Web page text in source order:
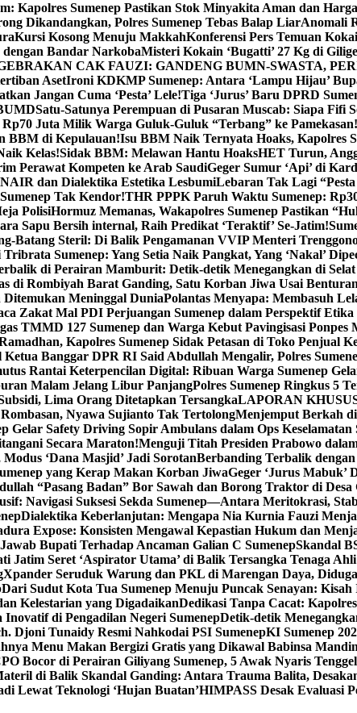
Kapolres Sumenep Pastikan Stok Minyakita Aman dan
Dikandangkan, Polres Sumenep Tebas Balap LiarAnomali
Kursi Kosong Menuju MakkahKonferensi Pers Temuan
Bandar NarkobaMisteri Kokain ‘Bugatti’ 27 Kg di
CAK FAUZI: GANDENG BUMN-SWASTA,
AsetIroni KDKMP Sumenep: Antara ‘Lampu Hijau’
Jangan Cuma ‘Pesta’ Lele!Tiga ‘Jurus’ Baru DPRD
Satu-Satunya Perempuan di Pusaran Muscab: Siapa Fifi
Juta Milik Warga Guluk-Guluk “Terbang” ke Pamekasan!
BBM di Kepulauan!Isu BBM Naik Ternyata Hoaks, Kapolres
Kelas!Sidak BBM: Melawan Hantu HoaksHET Turun,
Perawat Kompeten ke Arab SaudiGeger Sumur ‘Api’ di
dan Dialektika Estetika LesbumiLebaran Tak Lagi
Tak Kendor!THR PPPK Paruh Waktu Sumenep:
PolisiHormuz Memanas, Wakapolres Sumenep Pastikan
Sapu Bersih internal, Raih Predikat ‘Teraktif’ Se-Jatim!
Batang Steril: Di Balik Pengamanan VVIP Menteri
Sumenep: Yang Setia Naik Pangkat, Yang ‘Nakal’
di Perairan Mamburit: Detik-detik Menegangkan di Selat
di Rombiyah Barat Ganding, Satu Korban Jiwa Usai
Meninggal DuniaPolantas Menyapa: Membasuh
Zakat Mal PDI Perjuangan Sumenep dalam Perspektif
TMMD 127 Sumenep dan Warga Kebut Pavingisasi
Kapolres Sumenep Sidak Petasan di Toko Penjual
Banggar DPR RI Said Abdullah Mengalir, Polres
Rantai Keterpencilan Digital: Ribuan Warga Sumenep
Malam Jelang Libur PanjangPolres Sumenep Ringkus 5
Lima Orang Ditetapkan TersangkaLAPORAN
Nyawa Sujianto Tak TertolongMenjemput Berkah
Gelar Safety Driving Sopir Ambulans dalam Ops Keselamatan
Secara Maraton!Menguji Titah Presiden Prabowo
‘Dana Masjid’ Jadi SorotanBerbanding Terbalik
yang Kerap Makan Korban JiwaGeger ‘Jurus Mabuk’
“Pasang Badan” Bor Sawah dan Borong Traktor di Desa
Navigasi Suksesi Sekda Sumenep—Antara Meritokrasi,
Dialektika Keberlanjutan: Mengapa Nia Kurnia Fauzi
Expose: Konsisten Mengawal Kepastian Hukum dan
Bupati Terhadap Ancaman Galian C SumenepSkandal
Jatim Seret ‘Aspirator Utama’ di Balik Tersangka Tenaga
Xpander Seruduk Warung dan PKL di Marengan Daya,
Dari Sudut Kota Tua Sumenep Menuju Puncak Senayan:
Kelestarian yang DigadaikanDedikasi Tanpa Cacat:
di Pengadilan Negeri SumenepDetik-detik
Djoni Tunaidy Resmi Nahkodai PSI SumenepKI Sumenep
Menu Makan Bergizi Gratis yang Dikawal Babinsa
Bocor di Perairan Giliyang Sumenep, 5 Awak Nyaris
di Balik Skandal Ganding: Antara Trauma Balita,
Lewat Teknologi ‘Hujan Buatan’HIMPASS Desak Evaluasi